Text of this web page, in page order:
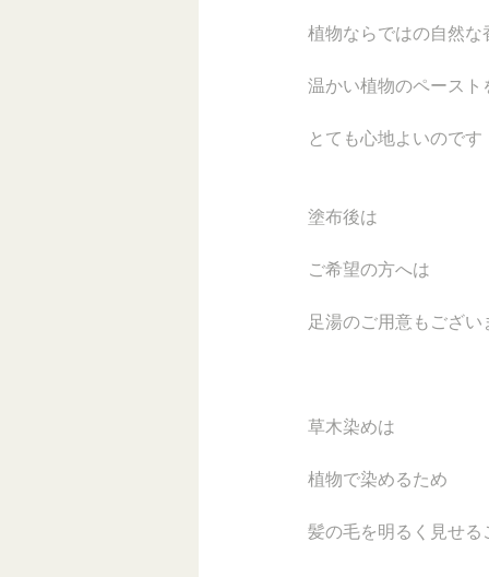
植物ならではの自然な
温かい植物のペースト
とても心地よいのです
塗布後は
ご希望の方へは
足湯のご用意もござい
草木染めは
植物で染めるため
髪の毛を明るく見せる